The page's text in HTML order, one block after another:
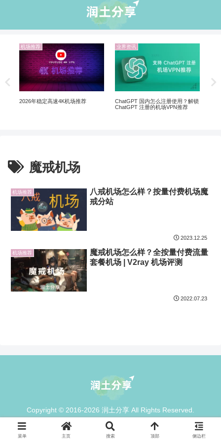
机场推荐
2026年稳定高速4K机场推荐
业界资讯
ChatGPT 国内怎么注册使用？解锁
ChatGPT 注册的机场VPN推荐
魔戒机场
机场推荐
八戒机场怎么样？按量付费机场魔
戒分站
2023.12.25
机场推荐
魔戒机场怎么样？全按量付费流量
套餐机场 | V2ray 机场评测
2022.07.23
Copyright © 2016-2026 润土分享 All Rights Reserved.
菜单 主页 搜索 顶部 侧边栏